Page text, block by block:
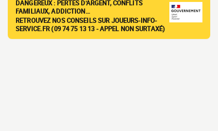
DANGEREUX : PERTES D'ARGENT, CONFLITS
FAMILIAUX, ADDICTION…
RETROUVEZ NOS CONSEILS SUR JOUEURS-INFO-
SERVICE.FR (09 74 75 13 13 - APPEL NON SURTAXÉ)